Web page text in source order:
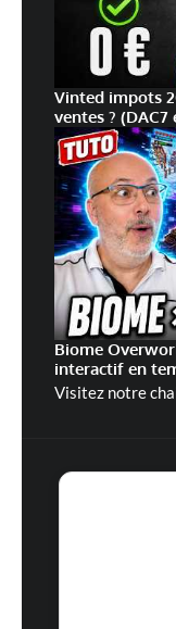
Vinted impots
ventes ?
Biome
interactif en
Visitez notre